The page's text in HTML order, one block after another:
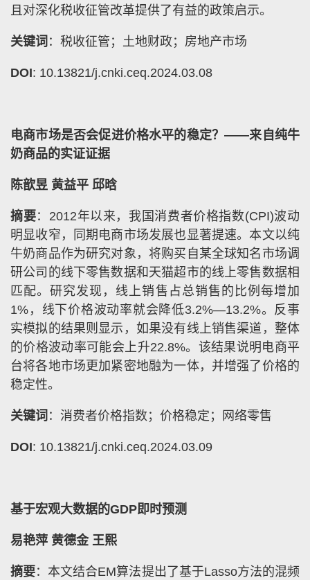
且对深化税收征管改革提供了有益的政策启示。
关键词 ：税收征管；土地财政；房地产市场
DOI: 10.13821/j.cnki.ceq.2024.03.08
电商市场是否会促进价格水平的稳定？——来自纯牛
奶商品的实证证据
陈歆昱 黄益平 邱晗
摘要：2012年以来，我国消费者价格指数(CPI)波动
明显收窄，同期电商市场发展也显著提速。本文以纯
牛奶商品作为研究对象，将购买自某全球知名市场调
研公司的线下零售数据和天猫超市的线上零售数据相
匹配。研究发现，线上销售占总销售的比例每增加
1%，线下价格波动率就会降低3.2%—13.2%。反事
实模拟的结果则显示，如果没有线上销售渠道，整体
的价格波动率可能会上升22.8%。该结果说明电商平
台将各地市场更加紧密地融为一体，并增强了价格的
稳定性。
关键词 ：消费者价格指数；价格稳定；网络零售
DOI: 10.13821/j.cnki.ceq.2024.03.09
基于宏观大数据的GDP即时预测
易艳萍 黄德金 王熙
摘要：本文结合EM算法提出了基于Lasso方法的混频